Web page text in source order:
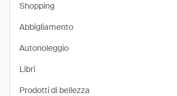
Shopping
Abbigliamento
Autonoleggio
Libri
Prodotti di bellezza